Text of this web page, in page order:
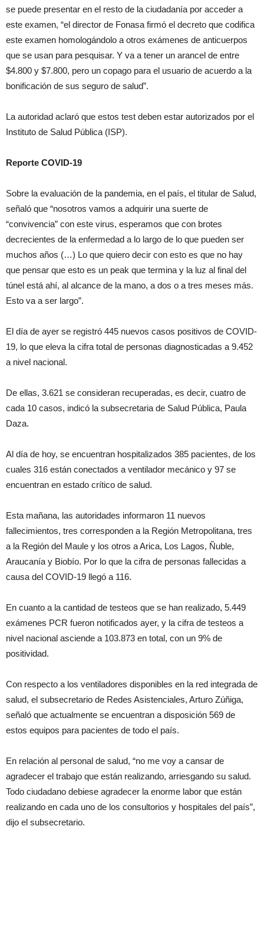
se puede presentar en el resto de la ciudadanía por acceder a
este examen, “el director de Fonasa firmó el decreto que codifica
este examen homologándolo a otros exámenes de anticuerpos
que se usan para pesquisar. Y va a tener un arancel de entre
$4.800 y $7.800, pero un copago para el usuario de acuerdo a la
bonificación de sus seguro de salud”.
La autoridad aclaró que estos test deben estar autorizados por el
Instituto de Salud Pública (ISP).
Reporte COVID-19
Sobre la evaluación de la pandemia, en el país, el titular de Salud,
señaló que “nosotros vamos a adquirir una suerte de
“convivencia” con este virus, esperamos que con brotes
decrecientes de la enfermedad a lo largo de lo que pueden ser
muchos años (…) Lo que quiero decir con esto es que no hay
que pensar que esto es un peak que termina y la luz al final del
túnel está ahí, al alcance de la mano, a dos o a tres meses más.
Esto va a ser largo”.
El día de ayer se registró 445 nuevos casos positivos de COVID-
19, lo que eleva la cifra total de personas diagnosticadas a 9.452
a nivel nacional.
De ellas, 3.621 se consideran recuperadas, es decir, cuatro de
cada 10 casos, indicó la subsecretaria de Salud Pública, Paula
Daza.
Al día de hoy, se encuentran hospitalizados 385 pacientes, de los
cuales 316 están conectados a ventilador mecánico y 97 se
encuentran en estado crítico de salud.
Esta mañana, las autoridades informaron 11 nuevos
fallecimientos, tres corresponden a la Región Metropolitana, tres
a la Región del Maule y los otros a Arica, Los Lagos, Ñuble,
Araucanía y Biobío. Por lo que la cifra de personas fallecidas a
causa del COVID-19 llegó a 116.
En cuanto a la cantidad de testeos que se han realizado, 5.449
exámenes PCR fueron notificados ayer, y la cifra de testeos a
nivel nacional asciende a 103.873 en total, con un 9% de
positividad.
Con respecto a los ventiladores disponibles en la red integrada de
salud, el subsecretario de Redes Asistenciales, Arturo Zúñiga,
señaló que actualmente se encuentran a disposición 569 de
estos equipos para pacientes de todo el país.
En relación al personal de salud, “no me voy a cansar de
agradecer el trabajo que están realizando, arriesgando su salud.
Todo ciudadano debiese agradecer la enorme labor que están
realizando en cada uno de los consultorios y hospitales del país”,
dijo el subsecretario.